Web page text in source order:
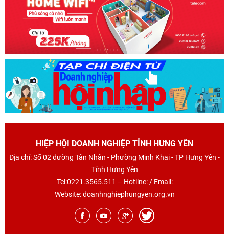
HIỆP HỘI DOANH NGHIỆP TỈNH HƯNG YÊN
Địa chỉ: Số 02 đường Tân Nhân - Phường Minh Khai - TP Hưng Yên -
Tỉnh Hưng Yên
Tel:0221.3565.511 – Hotline: / Email:
Website: doanhnghiephungyen.org.vn